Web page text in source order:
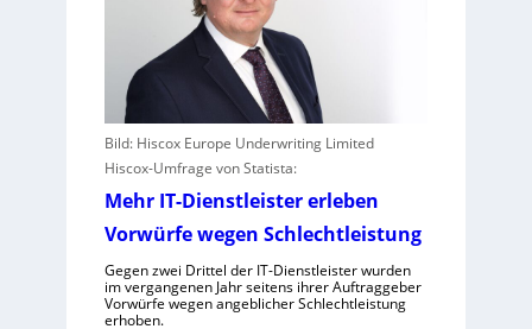
Bild: Hiscox Europe Underwriting Limited
Hiscox-Umfrage von Statista:
Mehr IT-Dienstleister erleben
Vorwürfe wegen Schlechtleistung
Gegen zwei Drittel der IT-Dienstleister wurden
im vergangenen Jahr seitens ihrer Auftraggeber
Vorwürfe wegen angeblicher Schlechtleistung
erhoben.